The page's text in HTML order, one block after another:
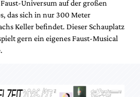
Universum auf der großen
das sich in nur 300 Meter
Keller befindet. Dieser Schauplatz
gern ein eigenes Faust-Musical